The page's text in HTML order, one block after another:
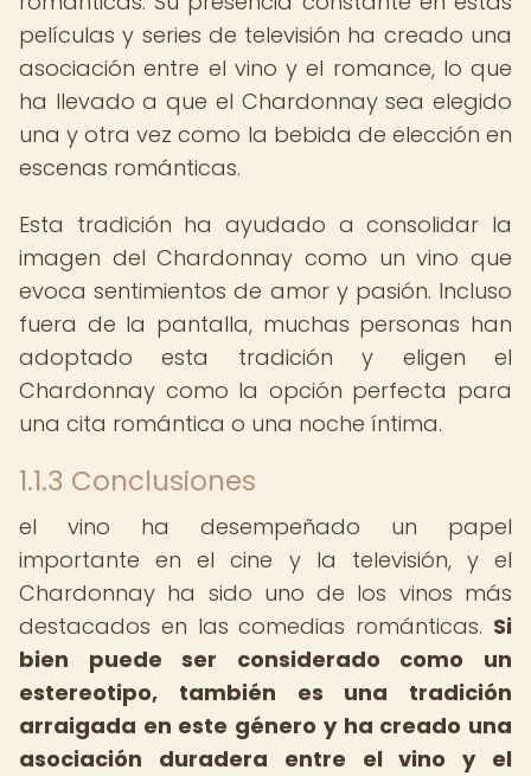
películas y series de televisión ha creado una
asociación entre el vino y el romance, lo que
ha llevado a que el Chardonnay sea elegido
una y otra vez como la bebida de elección en
escenas románticas.
Esta tradición ha ayudado a consolidar la
imagen del Chardonnay como un vino que
evoca sentimientos de amor y pasión. Incluso
fuera de la pantalla, muchas personas han
adoptado esta tradición y eligen el
Chardonnay como la opción perfecta para
una cita romántica o una noche íntima.
1.1.3 Conclusiones
el vino ha desempeñado un papel
importante en el cine y la televisión, y el
Chardonnay ha sido uno de los vinos más
destacados en las comedias románticas. Si
bien puede ser considerado como un
estereotipo, también es una tradición
arraigada en este género y ha creado una
asociación duradera entre el vino y el